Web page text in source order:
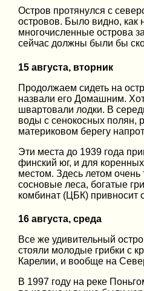
Остров протянулся с
островов. Было видно, как
многочисленные острова
сейчас должны были бы
15 августа, вторник
Продолжаем сидеть на
назвали его Домашним.
швартовали лодки. В
воды с сенокосных полян,
материковом берегу
Эти места до 1939 года
финский юг, и для
местом. Здесь летом
сосновые леса, богатые
комбинат (ЦБК) привносит
16 августа, среда
Все же удивительный
стояли молодые грибки с
Карелии, и вообще на
В 1997 году на реке